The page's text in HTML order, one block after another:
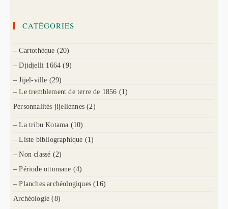
CATÉGORIES
– Cartothèque (20)
– Djidjelli 1664 (9)
– Jijel-ville (29)
– Le tremblement de terre de 1856 (1)
Personnalités jijeliennes (2)
– La tribu Kotama (10)
– Liste bibliographique (1)
– Non classé (2)
– Période ottomane (4)
– Planches archéologiques (16)
Archéologie (8)